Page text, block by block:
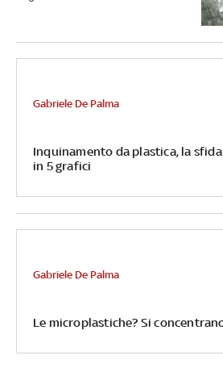
Inquinamento da plastica, la
in 5 grafici
Gabriele De Palma
Le microplastiche? Si
Gabriele De Palma